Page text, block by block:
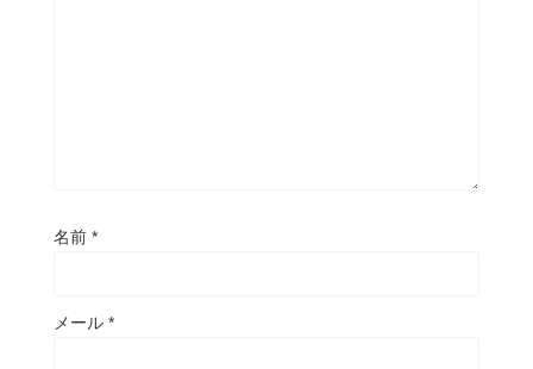
名前 *
メール *